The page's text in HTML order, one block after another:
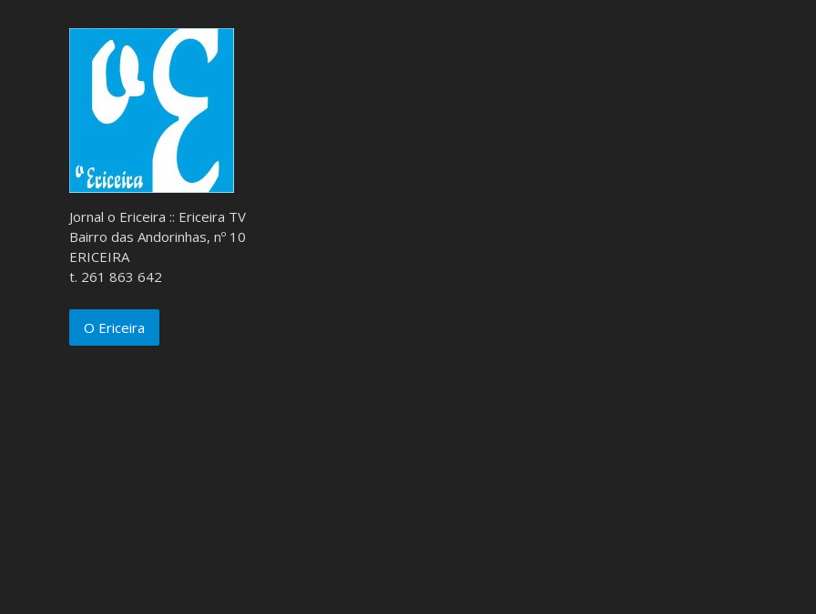
Jornal o Ericeira :: Ericeira TV
Bairro das Andorinhas, nº 10
ERICEIRA
t. 261 863 642
O Ericeira